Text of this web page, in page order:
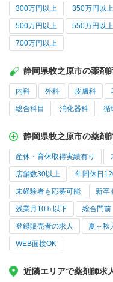
300万円以上 350万円以上
500万円以上 550万円以上
700万円以上
静岡県牧之原市の薬剤
内科 外科 皮膚科
総合科目 消化器科 循
静岡県牧之原市の薬剤
産休・育休取得実績有り
店舗数30以上 年間休日
未経験者も応募可能 新卒
残業月10ｈ以下 総合門前
登録販売者の求人 夏～秋
WEB面接OK
近隣エリアで薬剤師求